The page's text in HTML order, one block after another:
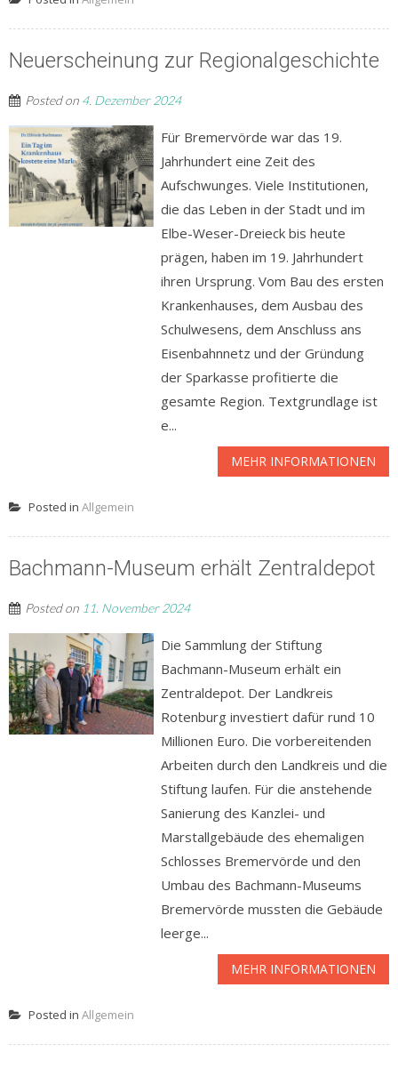
Neuerscheinung zur Regionalgeschichte
Posted on 4. Dezember 2024
Für Bremervörde war das 19.
Jahrhundert eine Zeit des
Aufschwunges. Viele Institutionen,
die das Leben in der Stadt und im
Elbe-Weser-Dreieck bis heute
prägen, haben im 19. Jahrhundert
ihren Ursprung. Vom Bau des ersten
Krankenhauses, dem Ausbau des
Schulwesens, dem Anschluss ans
Eisenbahnnetz und der Gründung
der Sparkasse profitierte die
gesamte Region. Textgrundlage ist
e...
MEHR INFORMATIONEN
Posted in Allgemein
Bachmann-Museum erhält Zentraldepot
Posted on 11. November 2024
Die Sammlung der Stiftung
Bachmann-Museum erhält ein
Zentraldepot. Der Landkreis
Rotenburg investiert dafür rund 10
Millionen Euro. Die vorbereitenden
Arbeiten durch den Landkreis und die
Stiftung laufen. Für die anstehende
Sanierung des Kanzlei- und
Marstallgebäude des ehemaligen
Schlosses Bremervörde und den
Umbau des Bachmann-Museums
Bremervörde mussten die Gebäude
leerge...
MEHR INFORMATIONEN
Posted in Allgemein